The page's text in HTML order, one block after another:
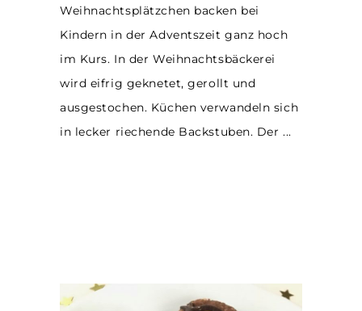
Weihnachtsplätzchen backen bei
Kindern in der Adventszeit ganz hoch
im Kurs. In der Weihnachtsbäckerei
wird eifrig geknetet, gerollt und
ausgestochen. Küchen verwandeln sich
in lecker riechende Backstuben. Der